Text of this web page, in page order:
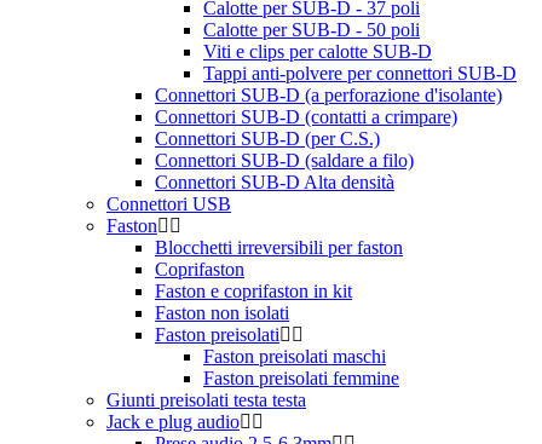
Calotte per SUB-D - 37 poli
Calotte per SUB-D - 50 poli
Viti e clips per calotte SUB-D
Tappi anti-polvere per connettori SUB-D
Connettori SUB-D (a perforazione d'isolante)
Connettori SUB-D (contatti a crimpare)
Connettori SUB-D (per C.S.)
Connettori SUB-D (saldare a filo)
Connettori SUB-D Alta densità
Connettori USB
Faston
Blocchetti irreversibili per faston
Coprifaston
Faston e coprifaston in kit
Faston non isolati
Faston preisolati
Faston preisolati maschi
Faston preisolati femmine
Giunti preisolati testa testa
Jack e plug audio